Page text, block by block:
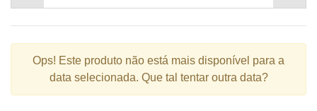
Ops! Este produto não está mais disponível para a
data selecionada. Que tal tentar outra data?